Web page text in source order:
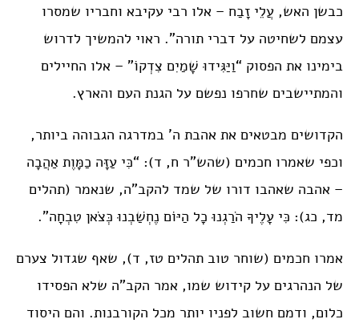
כבשן האש, עֲלֵי זָבַח – אלו רבי עקיבא וחבריו שמסרו
עצמם לשחיטה על דברי תורה”. ראוי להמשיך לדרוש
בימינו את הפסוק “וַיַּגִּידוּ שָׁמַיִם צִדְקוֹ” – אלו החיילים
והמתיישבים שחרפו נפשם על הגנת העם והארץ.
הקדושים מבטאים את אהבת ה’ במדרגה הגבוהה ביותר,
וכפי שאמרו חכמים (שהש”ר ח, ד): “כִּי עַזָּה כַמָּוֶת אַהֲבָה
– אהבה שאהבו דורו של שמד להקב”ה, שנאמר (תהלים
מד, כג): כִּי עָלֶיךָ הֹרַגְנוּ כָל הַיּוֹם נֶחְשַׁבְנוּ כְּצֹאן טִבְחָה”.
אמרו חכמים (שוחר טוב תהלים טז, ד), שאף שגדול צערם
של הנהרגים על קידוש שמו, אמר הקב”ה שלא הפסידו
כלום, ודמם חשוב לפניו יותר מכל הקורבנות. והם היסוד